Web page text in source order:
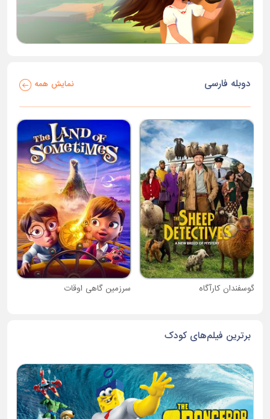
دوبله فارسی نمایش همه
گوسفندان کارآگاه سرزمین گاهی اوقات
برترین فیلم‌های کودک